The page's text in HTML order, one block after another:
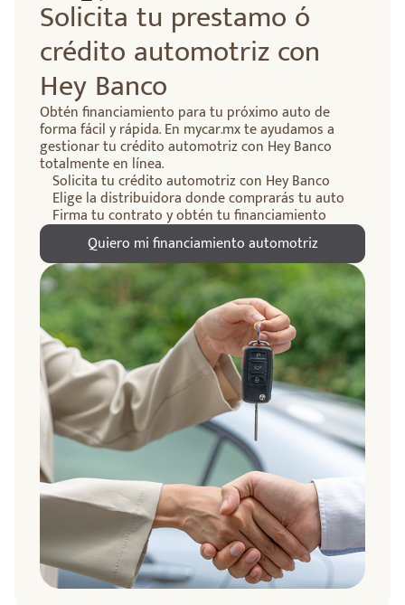
Solicita tu prestamo ó
crédito automotriz con
Hey Banco
Obtén financiamiento para tu próximo auto de
forma fácil y rápida. En mycar.mx te ayudamos a
gestionar tu crédito automotriz con Hey Banco
totalmente en línea.
Solicita tu crédito automotriz con Hey Banco
Elige la distribuidora donde comprarás tu auto
Firma tu contrato y obtén tu financiamiento
Quiero mi financiamiento automotriz